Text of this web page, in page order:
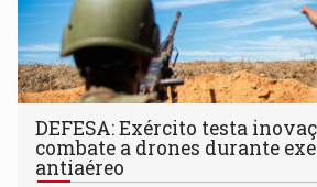
DEFESA: Exército testa
combate a drones durante
antiaéreo